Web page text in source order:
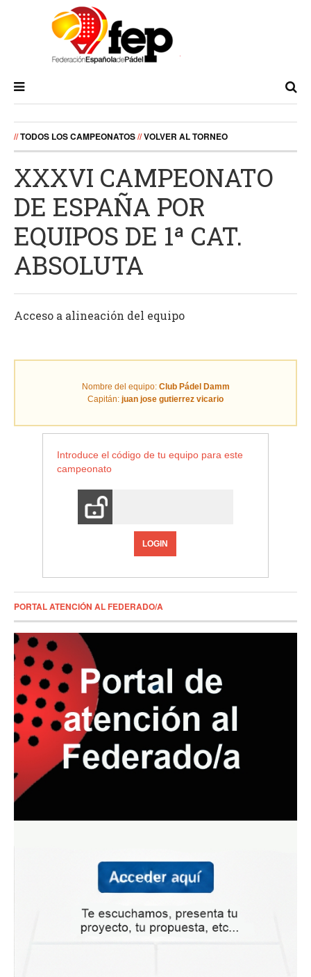
//TODOS LOS CAMPEONATOS//VOLVER AL TORNEO
XXXVI CAMPEONATO
DE ESPAÑA POR
EQUIPOS DE 1ª CAT.
ABSOLUTA
Acceso a alineación del equipo
Nombre del equipo: Club Pádel Damm
Capitán: juan jose gutierrez vicario
Introduce el código de tu equipo para este
campeonato
LOGIN
PORTAL ATENCIÓN AL FEDERADO/A